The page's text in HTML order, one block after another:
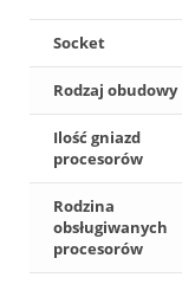
Socket
Rodzaj obudowy
Ilość gniazd
procesorów
Rodzina
obsługiwanych
procesorów